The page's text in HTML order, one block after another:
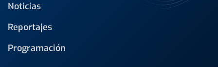
Noticias
Reportajes
Programación